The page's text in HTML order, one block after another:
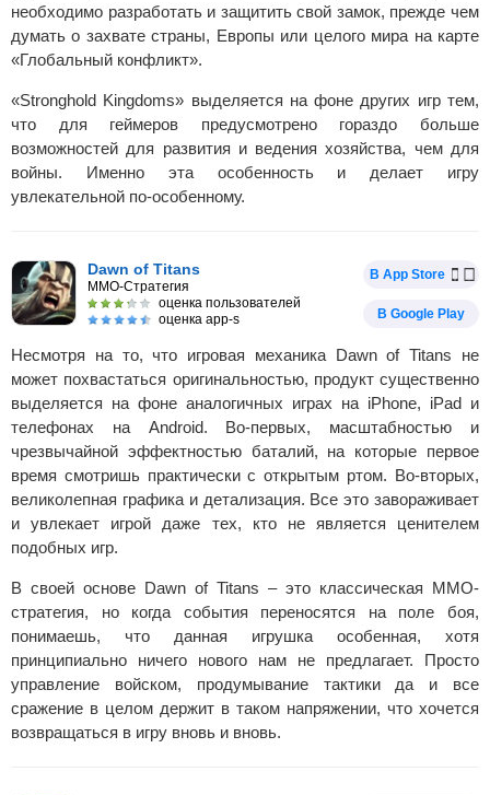
необходимо разработать и защитить свой замок, прежде чем
думать о захвате страны, Европы или целого мира на карте
«Глобальный конфликт».
«Stronghold Kingdoms» выделяется на фоне других игр тем,
что для геймеров предусмотрено гораздо больше
возможностей для развития и ведения хозяйства, чем для
войны. Именно эта особенность и делает игру
увлекательной по-особенному.
Dawn of Titans
MMO-Стратегия
оценка пользователей
оценка app-s
В App Store
В Google Play
Несмотря на то, что игровая механика Dawn of Titans не
может похвастаться оригинальностью, продукт существенно
выделяется на фоне аналогичных играх на iPhone, iPad и
телефонах на Android. Во-первых, масштабностью и
чрезвычайной эффектностью баталий, на которые первое
время смотришь практически с открытым ртом. Во-вторых,
великолепная графика и детализация. Все это завораживает
и увлекает игрой даже тех, кто не является ценителем
подобных игр.
В своей основе Dawn of Titans – это классическая MMO-
стратегия, но когда события переносятся на поле боя,
понимаешь, что данная игрушка особенная, хотя
принципиально ничего нового нам не предлагает. Просто
управление войском, продумывание тактики да и все
сражение в целом держит в таком напряжении, что хочется
возвращаться в игру вновь и вновь.